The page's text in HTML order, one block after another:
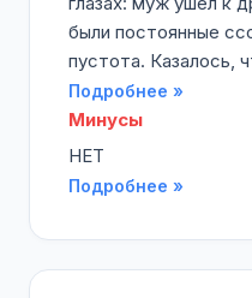
были постоянные
пустота. Казалось,
Подробнее »
Минусы
НЕТ
Подробнее »